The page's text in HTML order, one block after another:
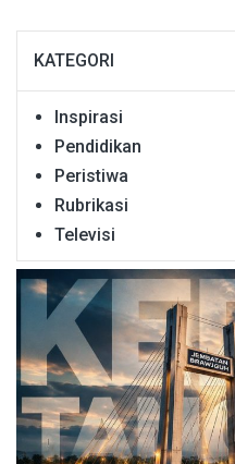
KATEGORI
Inspirasi
Pendidikan
Peristiwa
Rubrikasi
Televisi